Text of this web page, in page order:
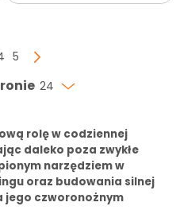
czytasz stronę
Strona
5
24
rolę w codziennej
daleko poza zwykłe
narzędziem w
oraz budowania silnej
jego czworonożnym